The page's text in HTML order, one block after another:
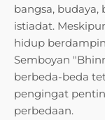
bangsa, budaya,
istiadat.
hidup
Semboyan
berbeda-beda
pengingat
perbedaan.